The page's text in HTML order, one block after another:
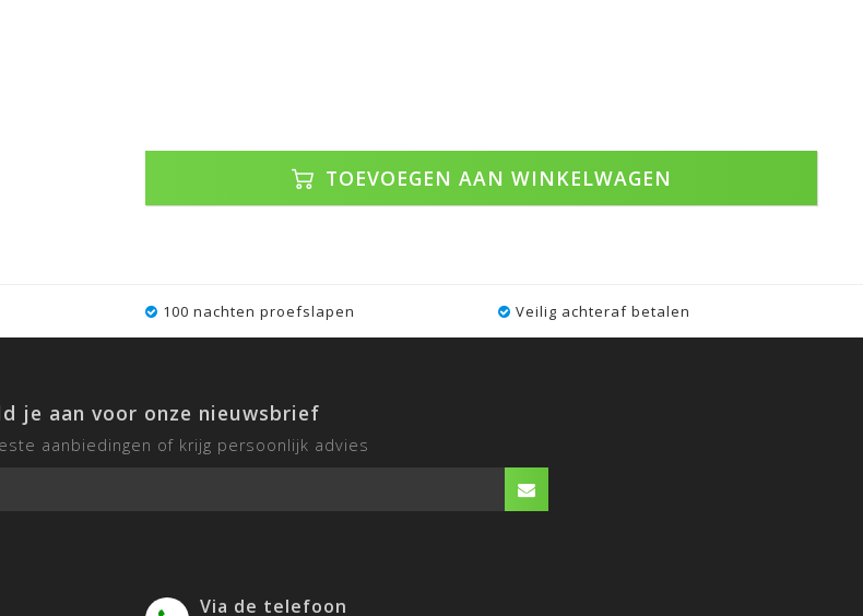
TOEVOEGEN AAN WINKELWAGEN
100 nachten proefslapen Veilig achteraf betalen
je aan voor onze nieuwsbrief
aanbiedingen of krijg persoonlijk advies
Via de telefoon